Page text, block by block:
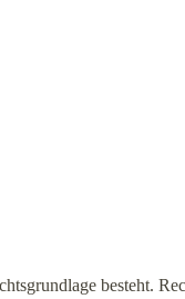
besteht.